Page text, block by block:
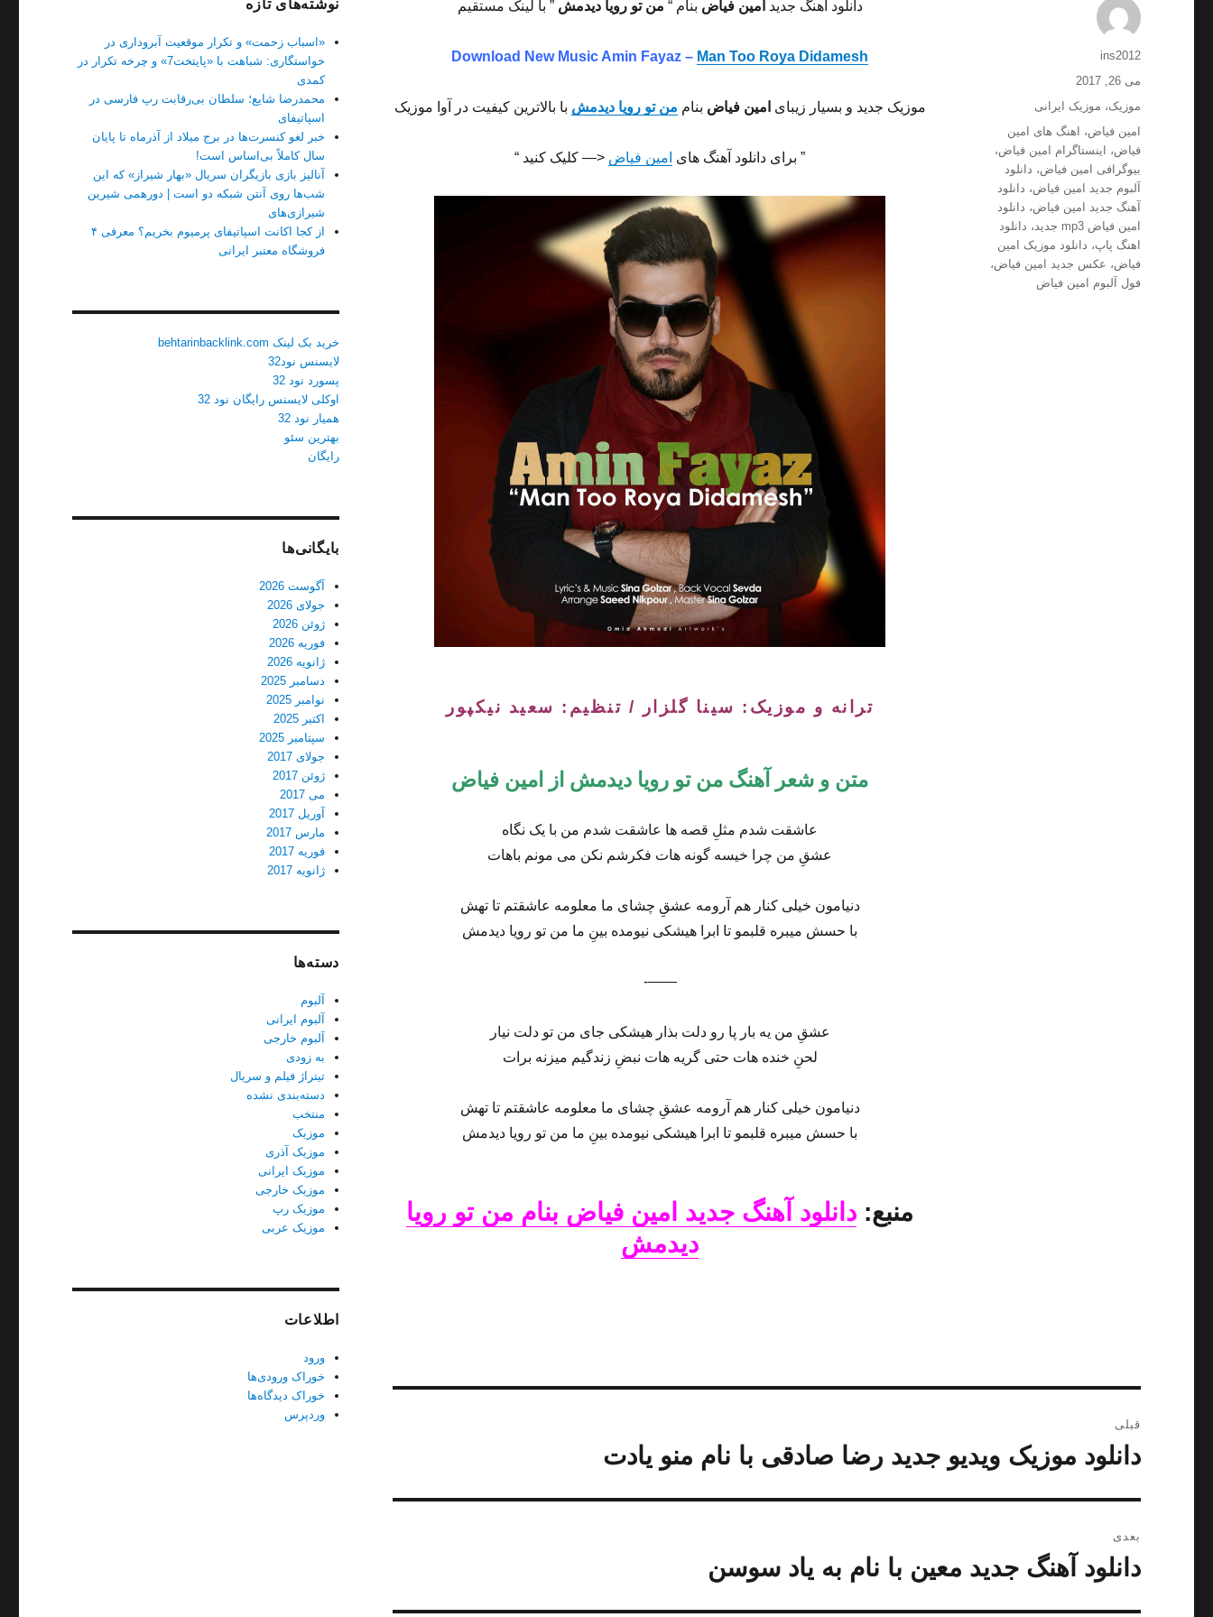
دانلود آهنگ جدید امین فیاض بنام “ من تو رویا دیدمش” با لینک مستقیم
Download New Music Amin Fayaz – Man Too Roya Didamesh
موزیک جدید و بسیار زیبای امین فیاض بنام من تو رویا دیدمش با بالاترین کیفیت در آوا موزیک
” برای دانلود آهنگ های امین فیاض <— کلیک کنید “
ترانه و موزیک: سینا گلزار / تنظیم: سعید نیکپور
متن و شعر آهنگ من تو رویا دیدمش از امین فیاض
عاشقت شدم مثلِ قصه ها عاشقت شدم من با یک نگاه
عشقِ من چرا خیسه گونه هات فکرشم نکن می مونم باهات
دنیامون خیلی کنار هم آرومه عشقِ چشای ما معلومه عاشقتم تا تهش
با حسش میبره قلبمو تا ابرا هیشکی نیومده بینِ ما من تو رویا دیدمش
——-
عشقِ من یه بار پا رو دلت بذار هیشکی جای من تو دلت نیار
لحنِ خنده هات حتی گریه هات نبضِ زندگیم میزنه برات
دنیامون خیلی کنار هم آرومه عشقِ چشای ما معلومه عاشقتم تا تهش
با حسش میبره قلبمو تا ابرا هیشکی نیومده بینِ ما من تو رویا دیدمش
منبع: دانلود آهنگ جدید امین فیاض بنام من تو رویا
دیدمش
نویسنده
ins2012
ارسال
شده
می 26, 2017
دسته‌ها
موزیک، موزیک ایرانی
برچسب‌ها
امین فیاض،
اهنگ های امین
فیاض، اینستاگرام امین فیاض،
بیوگرافی امین فیاض، دانلود
آلبوم جدید امین فیاض، دانلود
آهنگ جدید امین فیاض، دانلود
امین فیاض mp3 جدید
، دانلود
اهنگ پاپ، دانلود موزیک امین
فیاض، عکس جدید امین فیاض،
فول آلبوم امین فیاض
نوشته
قبلی
نوشته
دانلود موزیک ویدیو جدید رضا صادقی با نام منو یادت
بعدی
نوشته
دانلود آهنگ جدید معین با نام به یاد سوسن
نوشته‌های تازه
«اسباب زحمت» و تکرار موقعیت آبروداری در
خواستگاری: شباهت با «پایتخت7» و چرخه تکرار در
کمدی
محمدرضا شایع؛ سلطان بی‌رقابت رپ فارسی در
اسپاتیفای
خبر لغو کنسرت‌ها در برج میلاد از آذرماه تا پایان
سال کاملاً بی‌اساس است!
آنالیز بازی بازیگران سریال «بهار شیراز» که این
شب‌ها روی آنتن شبکه دو است | دورهمی شیرین
شیرازی‌های
از کجا اکانت اسپاتیفای پرمیوم بخریم؟ معرفی ۴
فروشگاه معتبر ایرانی
خرید بک لینک behtarinbacklink.com
لایسنس نود32
پسورد نود 32
اوکلی لایسنس رایگان نود 32
همیار نود 32
بهترین سئو
رایگان
بایگانی‌ها
آگوست 2026
جولای 2026
ژوئن 2026
فوریه 2026
ژانویه 2026
دسامبر 2025
نوامبر 2025
اکتبر 2025
سپتامبر 2025
جولای 2017
ژوئن 2017
می 2017
آوریل 2017
مارس 2017
فوریه 2017
ژانویه 2017
دسته‌ها
آلبوم
آلبوم ایرانی
آلبوم خارجی
به زودی
تیتراژ فیلم و سریال
دسته‌بندی نشده
منتخب
موزیک
موزیک آذری
موزیک ایرانی
موزیک خارجی
موزیک رپ
موزیک عربی
اطلاعات
ورود
خوراک ورودی‌ها
خوراک دیدگاه‌ها
وردپرس